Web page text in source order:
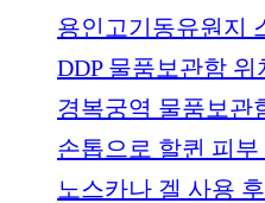
용인고기동유원지
DDP 물품보관함
경복궁역 물품보관
손톱으로 할퀸 피
노스카나 겔 사용 후